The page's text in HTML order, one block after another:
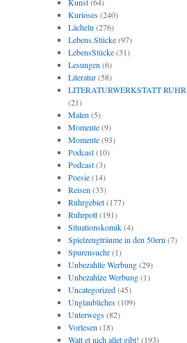
Kunst(64)
Kurioses(240)
Lächeln(276)
Lebens.Stücke(97)
LebensStücke(31)
Lesungen(6)
Literatur(58)
LITERATURWERKSTATT RUHR
(21)
Malen(5)
Momente(9)
Momente(93)
Podcast(10)
Podcast(3)
Poesie(14)
Reisen(33)
Ruhrgebiet(177)
Ruhrpott(191)
Situationskomik(4)
Spielzeugträume in den 50ern(7)
Spurensuchr(1)
Unbezahlte Werbung(29)
Unbezahlze Werbung(1)
Uncategorized(45)
Unglaubliches(109)
Unterwegs(82)
Vorlesen(18)
Watt et nich allet gibt! (193)